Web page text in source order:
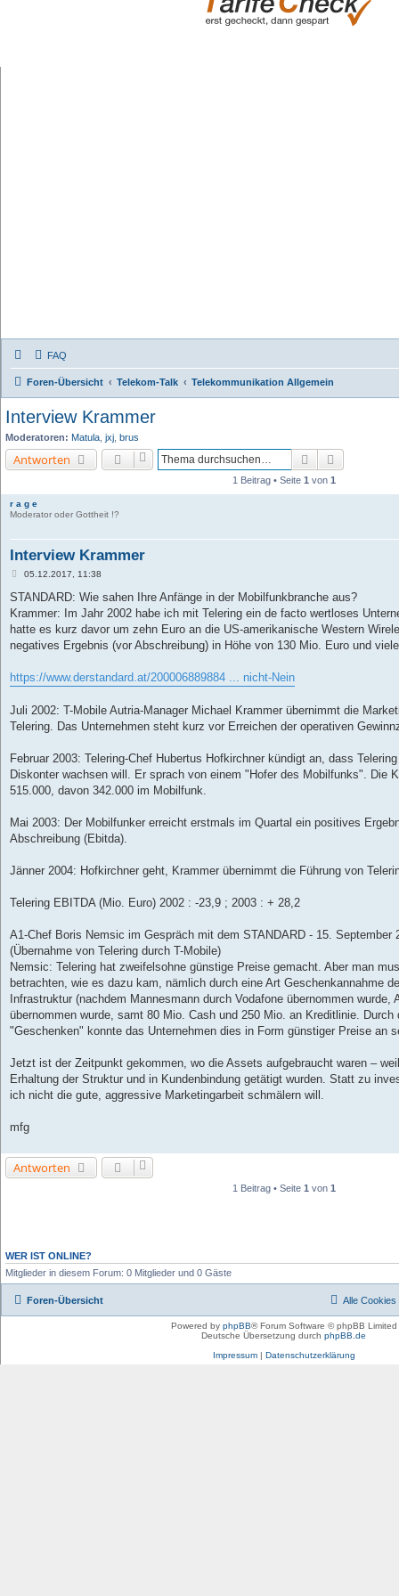
FAQ
Foren-Übersicht Telekom-Talk Telekommunikation Allgemein
Interview Krammer
Moderatoren: Matula jxj brus
Antworten Suche
1 Beitrag • Seite 1 von 1
r a g e
Moderator oder Gottheit !?
Interview Krammer
B
i
r
a
05.12.2017, 11:38
STANDARD: Wie sahen Ihre Anfänge in der Mobilfunkbranche aus?
Krammer: Im Jahr 2002 habe ich mit Telering ein de facto wertloses
hatte es kurz davor um zehn Euro an die US-amerikanische Western
negatives Ergebnis (vor Abschreibung) in Höhe von 130 Mio. Euro und
https://www.derstandard.at/200006889884 ... nicht-Nein
Juli 2002: T-Mobile Autria-Manager Michael Krammer übernimmt die
Telering. Das Unternehmen steht kurz vor Erreichen der operativen
Februar 2003: Telering-Chef Hubertus Hofkirchner kündigt an, dass
Diskonter wachsen will. Er sprach von einem "Hofer des Mobilfunks". Die
515.000, davon 342.000 im Mobilfunk.
Mai 2003: Der Mobilfunker erreicht erstmals im Quartal ein positives
Abschreibung (Ebitda).
Jänner 2004: Hofkirchner geht, Krammer übernimmt die Führung von
Telering EBITDA (Mio. Euro) 2002 : -23,9 ; 2003 : + 28,2
A1-Chef Boris Nemsic im Gespräch mit dem STANDARD - 15. September
(Übernahme von Telering durch T-Mobile)
Nemsic: Telering hat zweifelsohne günstige Preise gemacht. Aber man
betrachten, wie es dazu kam, nämlich durch eine Art Geschenkannahme
Infrastruktur (nachdem Mannesmann durch Vodafone übernommen wurde,
übernommen wurde, samt 80 Mio. Cash und 250 Mio. an Kreditlinie. Durch
"Geschenken" konnte das Unternehmen dies in Form günstiger Preise an
Jetzt ist der Zeitpunkt gekommen, wo die Assets aufgebraucht waren –
Erhaltung der Struktur und in Kundenbindung getätigt wurden. Statt zu
ich nicht die gute, aggressive Marketingarbeit schmälern will.
mfg
Antworten
1 Beitrag • Seite 1 von 1
WER IST ONLINE?
Mitglieder in diesem Forum: 0 Mitglieder und 0 Gäste
Foren-Übersicht Alle Cookies
Powered by phpBB® Forum Software © phpBB Limited
Deutsche Übersetzung durch phpBB.de
Impressum| Datenschutzerklärung